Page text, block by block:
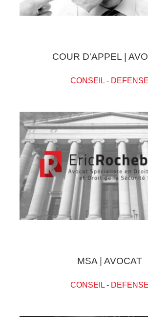
COUR D'APPEL |
CONSEIL- DEFENSE
MSA | AVOCAT
CONSEIL- DEFENSE